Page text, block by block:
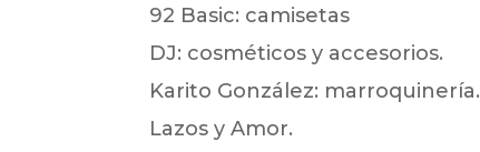
92 Basic: camisetas
DJ: cosméticos y accesorios.
Karito González: marroquinería.
Lazos y Amor.